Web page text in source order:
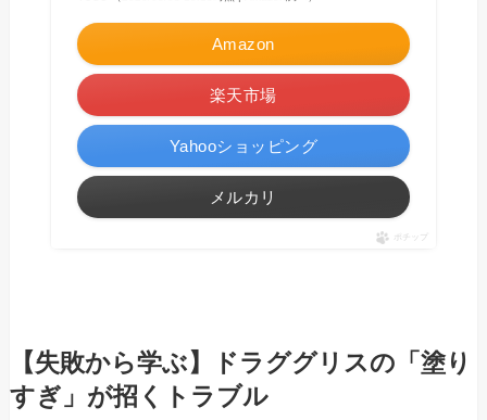
Amazon
楽天市場
Yahooショッピング
メルカリ
ポチップ
【失敗から学ぶ】ドラググリスの「塗り
すぎ」が招くトラブル